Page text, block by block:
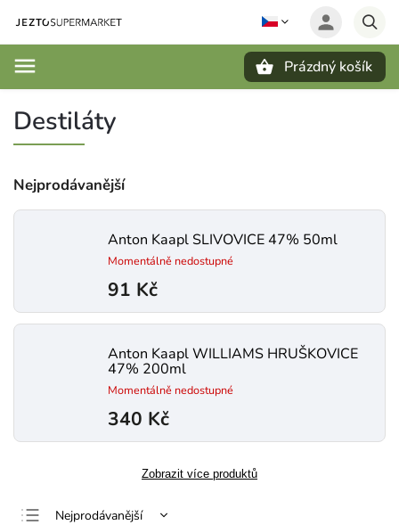
Prázdný košík
Destiláty
Nejprodávanější
Anton Kaapl SLIVOVICE 47% 50ml
Momentálně nedostupné
91 Kč
Anton Kaapl WILLIAMS HRUŠKOVICE
47% 200ml
Momentálně nedostupné
340 Kč
Zobrazit více produktů
Nejprodávanější